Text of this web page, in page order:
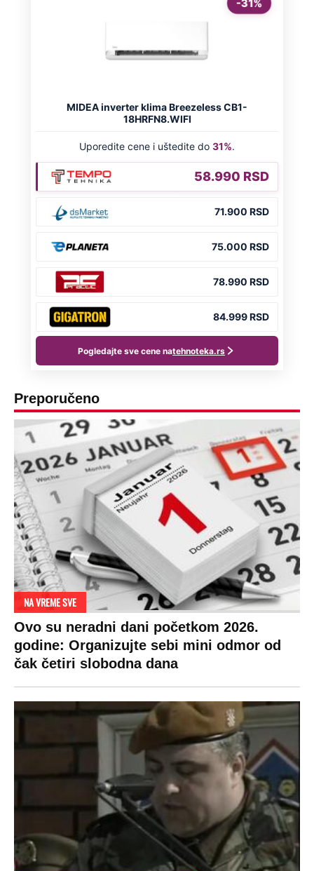
Preporučeno
NA VREME SVE
Ovo su neradni dani početkom 2026.
godine: Organizujte sebi mini odmor od
čak četiri slobodna dana